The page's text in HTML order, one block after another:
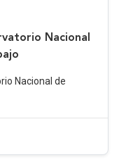
Nacional
Nacional de